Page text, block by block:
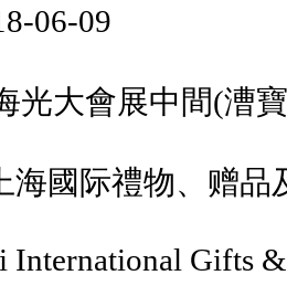
06-09
光大會展中間(漕
海國际禮物、赠
International Gifts